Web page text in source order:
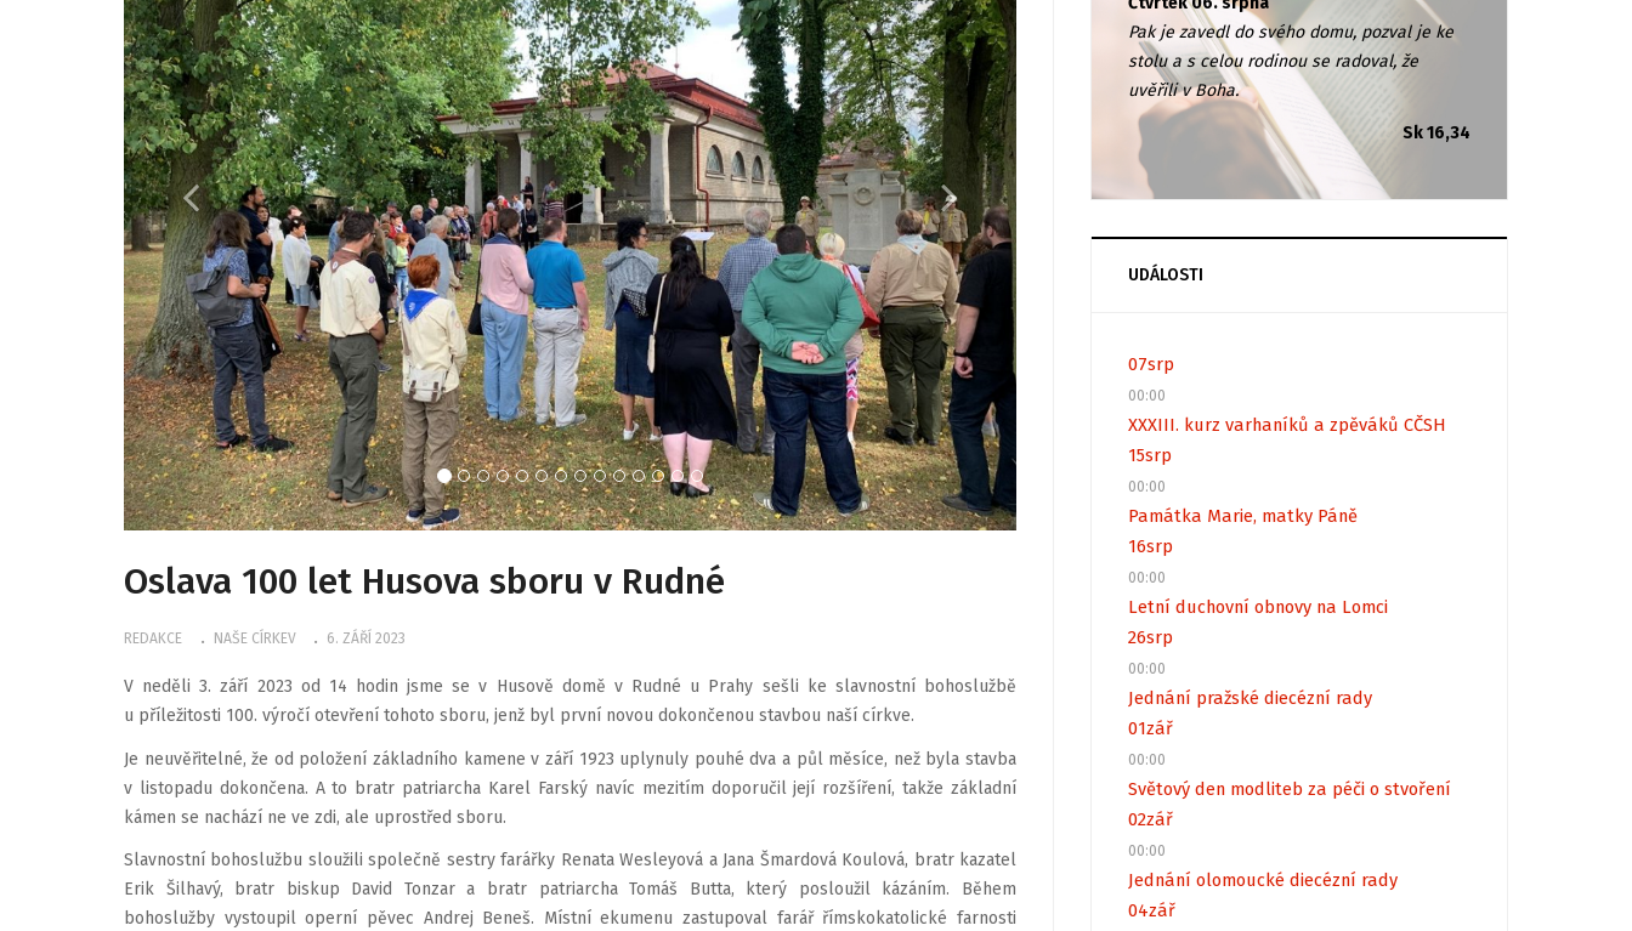
Oslava 100 let Husova sboru v Rudné
REDAKCE NAŠE CÍRKEV 6. ZÁŘÍ 2023
V neděli 3. září 2023 od 14 hodin jsme se v Husově domě v Rudné u Prahy sešli ke slavnostní bohoslužbě
u příležitosti 100. výročí otevření tohoto sboru, jenž byl první novou dokončenou stavbou naší církve.
Je neuvěřitelné, že od položení základního kamene v září 1923 uplynuly pouhé dva a půl měsíce, než byla stavba
v listopadu dokončena. A to bratr patriarcha Karel Farský navíc mezitím doporučil její rozšíření, takže základní
kámen se nachází ne ve zdi, ale uprostřed sboru.
Slavnostní bohoslužbu sloužili společně sestry farářky Renata Wesleyová a Jana Šmardová Koulová, bratr kazatel
Erik Šilhavý, bratr biskup David Tonzar a bratr patriarcha Tomáš Butta, který posloužil kázáním. Během
bohoslužby vystoupil operní pěvec Andrej Beneš. Místní ekumenu zastupoval farář římskokatolické farnosti
Pak je zavedl do svého domu, pozval je ke
stolu a s celou rodinou se radoval, že
uvěřili v Boha.
Sk 16,34
UDÁLOSTI
07srp
00:00
XXXIII. kurz varhaníků a zpěváků CČSH
15srp
00:00
Památka Marie, matky Páně
16srp
00:00
Letní duchovní obnovy na Lomci
26srp
00:00
Jednání pražské diecézní rady
01zář
00:00
Světový den modliteb za péči o stvoření
02zář
00:00
Jednání olomoucké diecézní rady
04zář